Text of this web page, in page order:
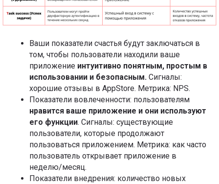
Ваши показатели счастья будут заключаться в
том, чтобы пользователи находили ваше
приложение интуитивно понятным, простым в
использовании и безопасным. Сигналы:
хорошие отзывы в AppStore. Метрика: NPS.
Показатели вовлеченности: пользователям
нравится ваше приложение и они используют
его функции. Сигналы: существующие
пользователи, которые продолжают
пользоваться приложением. Метрика: как часто
пользователь открывает приложение в
неделю/месяц.
Показатели внедрения: количество новых
Курс-акселератор
«Полное погружение
в продакт-менеджмент»